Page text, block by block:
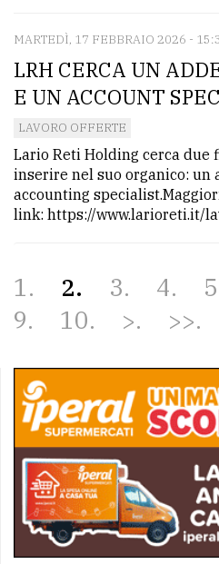
MARTEDÌ, 17 FEBBRAIO 2026 -
LRH CERCA UN
E UN ACCOUNT
LAVORO OFFERTE
Lario Reti Holding cerca due
inserire nel suo organico: un
accounting
link: https://www.larioreti.it/
1 2 3 4 5
9
10 > >>